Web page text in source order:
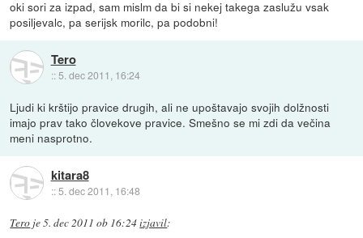
oki sori za izpad, sam mislm da bi si nekej takega zaslužu vsak
posiljevalc, pa serijsk morilc, pa podobni!
Tero
:: 5. dec 2011, 16:24
Ljudi ki krštijo pravice drugih, ali ne upoštavajo svojih dolžnosti
imajo prav tako človekove pravice. Smešno se mi zdi da večina
meni nasprotno.
kitara8
::5. dec 2011, 16:48
Tero je5. dec 2011 ob 16:24izjavil: